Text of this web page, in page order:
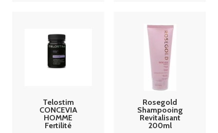
Telostim
CONCEVIA
HOMME
Fertilité
Rosegold
Shampooing
Revitalisant
200ml